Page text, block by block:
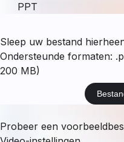
PPT
Sleep uw bestand
Ondersteunde formaten:
200 MB)
Probeer een